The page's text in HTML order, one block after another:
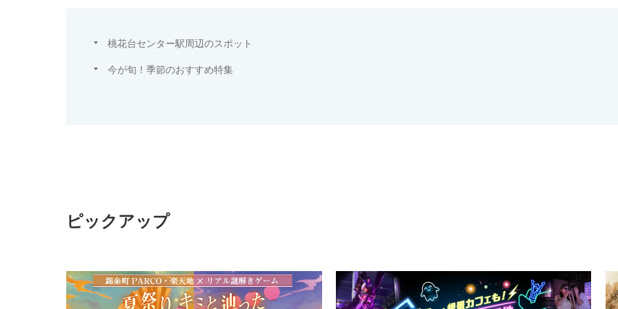
桃花台センター駅周辺のスポット
今が旬！季節のおすすめ特集
ピックアップ